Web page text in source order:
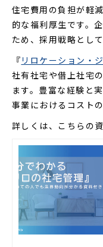
住宅費用の負担が軽
的な福利厚生です。
ため、採用戦略とし
『 リロケーション・
社有社宅や借上社宅
ます。豊富な経験と
事業におけるコスト
詳しくは、こちらの